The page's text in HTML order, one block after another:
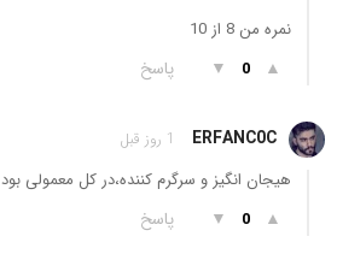
نمره من 8 از 10
▲
0
▼ پاسخ
ERFANC0C 1 روز قبل
هیجان انگیز و سرگرم کننده،در کل معمولی بود
▲
0
▼ پاسخ